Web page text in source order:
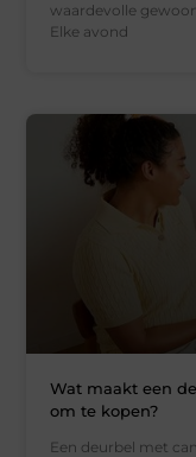
waardevolle
Elke avond
Wat maakt een
om te kopen?
Een deurbel met